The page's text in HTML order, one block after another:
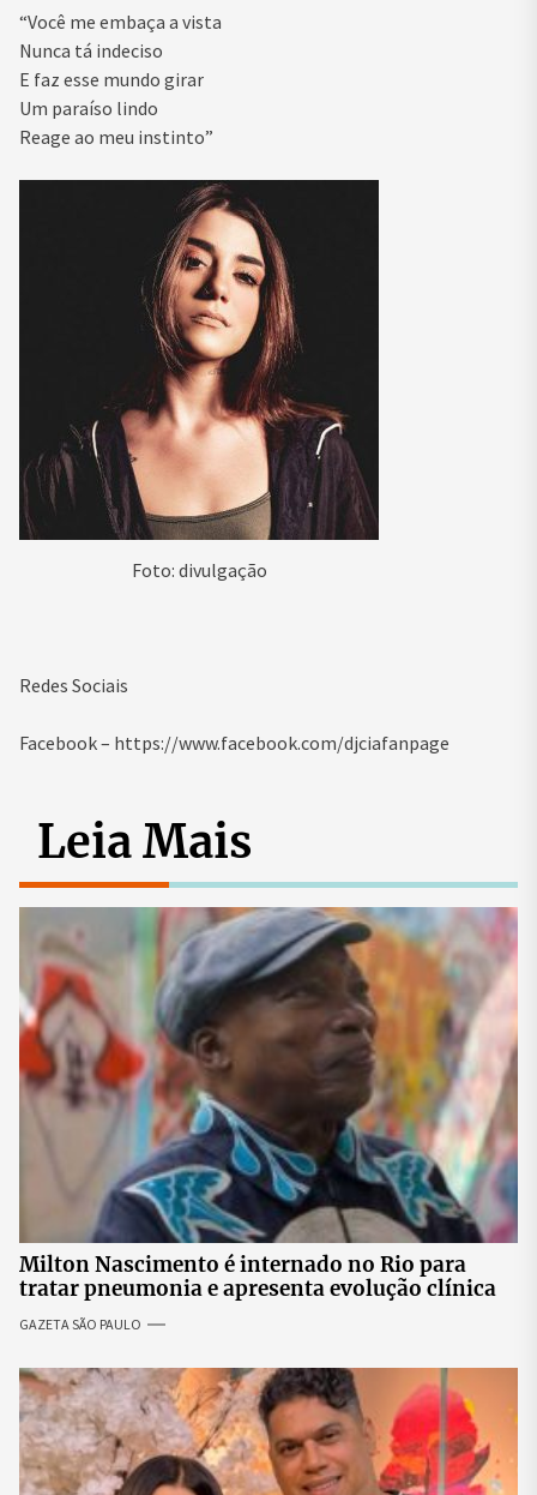
“Você me embaça a vista
Nunca tá indeciso
E faz esse mundo girar
Um paraíso lindo
Reage ao meu instinto”
Foto: divulgação
Redes Sociais
Facebook – https://www.facebook.com/djciafanpage
Leia Mais
Milton Nascimento é internado no Rio para
tratar pneumonia e apresenta evolução clínica
GAZETA SÃO PAULO